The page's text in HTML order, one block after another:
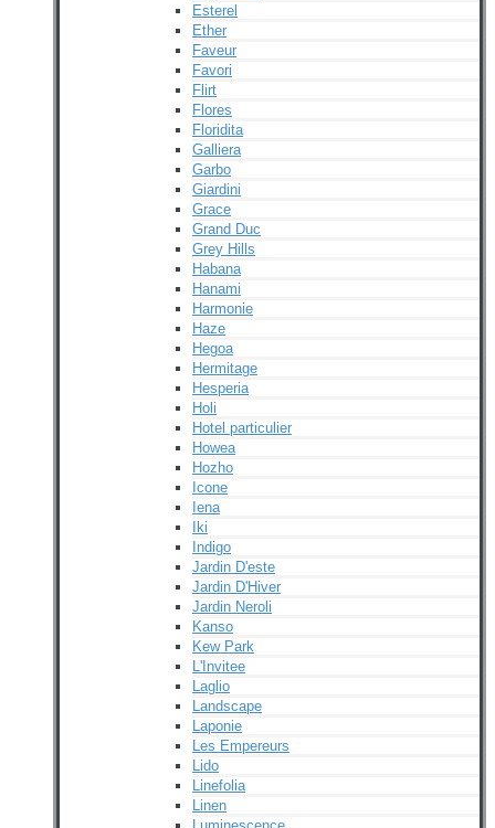
Esterel
Ether
Faveur
Favori
Flirt
Flores
Floridita
Galliera
Garbo
Giardini
Grace
Grand Duc
Grey Hills
Habana
Hanami
Harmonie
Haze
Hegoa
Hermitage
Hesperia
Holi
Hotel particulier
Howea
Hozho
Icone
Iena
Iki
Indigo
Jardin D'este
Jardin D'Hiver
Jardin Neroli
Kanso
Kew Park
L'Invitee
Laglio
Landscape
Laponie
Les Empereurs
Lido
Linefolia
Linen